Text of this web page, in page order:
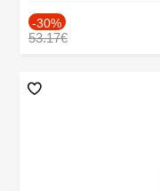
-30%
53.17€